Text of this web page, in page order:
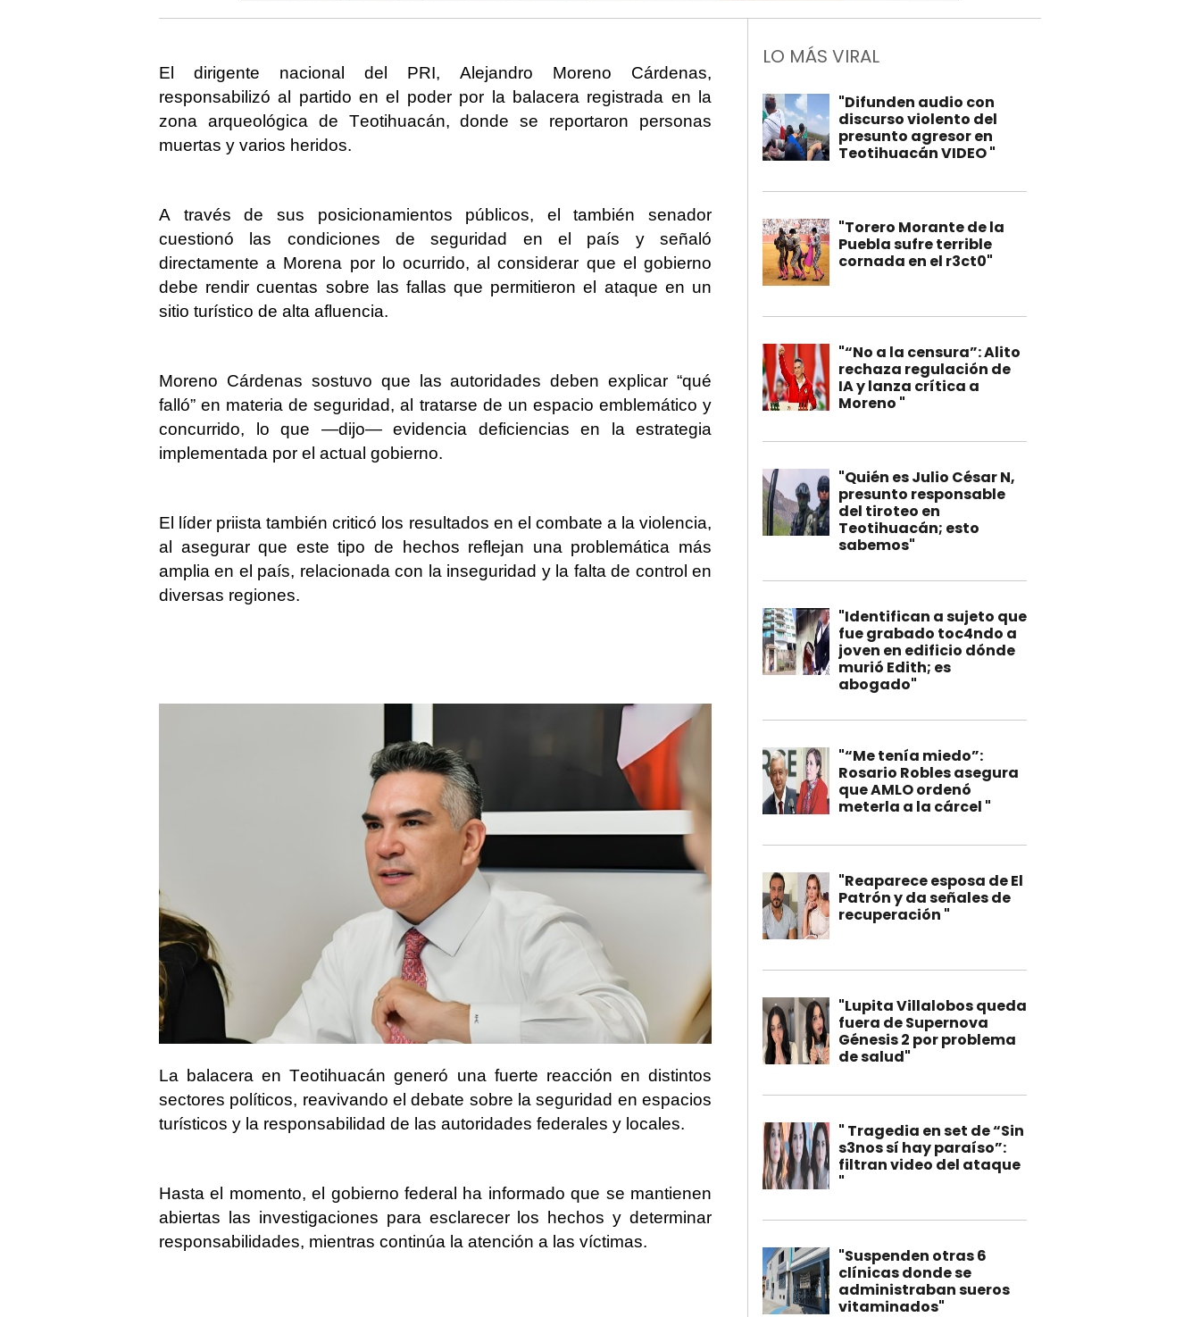
El dirigente nacional del PRI, Alejandro Moreno Cárdenas,
responsabilizó al partido en el poder por la balacera registrada en la
zona arqueológica de Teotihuacán, donde se reportaron personas
muertas y varios heridos.
A través de sus posicionamientos públicos, el también senador
cuestionó las condiciones de seguridad en el país y señaló
directamente a Morena por lo ocurrido, al considerar que el gobierno
debe rendir cuentas sobre las fallas que permitieron el ataque en un
sitio turístico de alta afluencia.
Moreno Cárdenas sostuvo que las autoridades deben explicar “qué
falló” en materia de seguridad, al tratarse de un espacio emblemático y
concurrido, lo que —dijo— evidencia deficiencias en la estrategia
implementada por el actual gobierno.
El líder priista también criticó los resultados en el combate a la violencia,
al asegurar que este tipo de hechos reflejan una problemática más
amplia en el país, relacionada con la inseguridad y la falta de control en
diversas regiones.
La balacera en Teotihuacán generó una fuerte reacción en distintos
sectores políticos, reavivando el debate sobre la seguridad en espacios
turísticos y la responsabilidad de las autoridades federales y locales.
Hasta el momento, el gobierno federal ha informado que se mantienen
abiertas las investigaciones para esclarecer los hechos y determinar
responsabilidades, mientras continúa la atención a las víctimas.
LO MÁS VIRAL
"Difunden audio con
discurso violento del
presunto agresor en
Teotihuacán VIDEO "
"Torero Morante de la
Puebla sufre terrible
cornada en el r3ct0"
"“No a la censura”: Alito
rechaza regulación de
IA y lanza crítica a
Moreno "
"Quién es Julio César N,
presunto responsable
del tiroteo en
Teotihuacán; esto
sabemos"
"Identifican a sujeto que
fue grabado toc4ndo a
joven en edificio dónde
murió Edith; es
abogado"
"“Me tenía miedo”:
Rosario Robles asegura
que AMLO ordenó
meterla a la cárcel "
"Reaparece esposa de El
Patrón y da señales de
recuperación "
"Lupita Villalobos queda
fuera de Supernova
Génesis 2 por problema
de salud"
" Tragedia en set de “Sin
s3nos sí hay paraíso”:
filtran video del ataque
"
"Suspenden otras 6
clínicas donde se
administraban sueros
vitaminados"